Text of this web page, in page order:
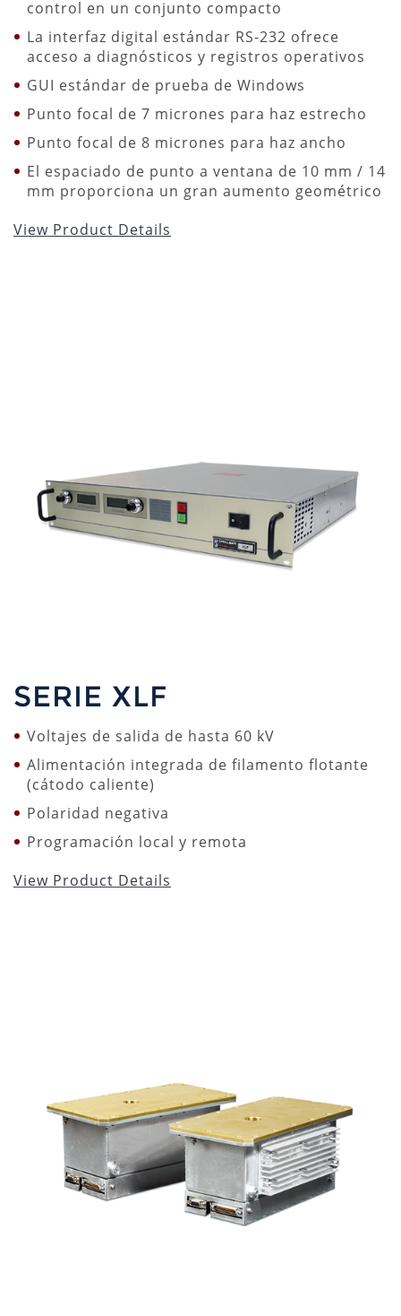
control en un conjunto compacto
La interfaz digital estándar RS-232 ofrece
acceso a diagnósticos y registros operativos
GUI estándar de prueba de Windows
Punto focal de 7 micrones para haz estrecho
Punto focal de 8 micrones para haz ancho
El espaciado de punto a ventana de 10 mm / 14
mm proporciona un gran aumento geométrico
View Product Details
SERIE XLF
Voltajes de salida de hasta 60 kV
Alimentación integrada de filamento flotante
(cátodo caliente)
Polaridad negativa
Programación local y remota
View Product Details